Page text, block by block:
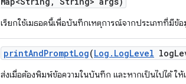
เรียกใช้เมธอดนี้เพื่อบันทึกเหตุการณ์จากประเภทที่มีข้
printAndPromptLog(Log . LogLevel log
ส่งเมื่อต้องพิมพ์ข้อความในบันทึก และหากเป็นไปได้ ให้